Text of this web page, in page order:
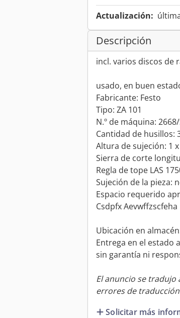
Actualización:
Descripción
incl. varios discos de
usado, en buen
Fabricante: Festo
Tipo: ZA 101
N.º de máquina: 2668/
Cantidad de husillos:
Altura de sujeción: 1
Sierra de corte
Regla de tope LAS
Sujeción de la pieza:
Espacio requerido
Csdpfx Aevwffzscfeha
Ubicación en
Entrega en el estado
sin garantía ni
El anuncio se
errores de
Solicitar más